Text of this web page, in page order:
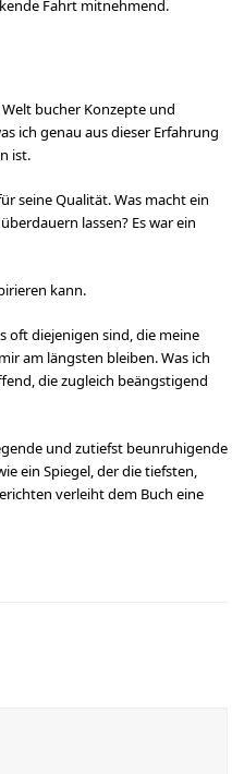
Fahrt mitnehmend.
bucher Konzepte und
ich genau aus dieser Erfahrung
ist.
seine Qualität. Was macht ein
lassen? Es war ein
kann.
oft diejenigen sind, die meine
am längsten bleiben. Was ich
die zugleich beängstigend
und zutiefst beunruhigende
ein Spiegel, der die tiefsten,
verleiht dem Buch eine